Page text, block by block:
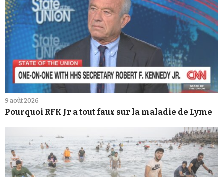
9 août 2026
Pourquoi RFK Jr a tout faux sur la maladie de Lyme